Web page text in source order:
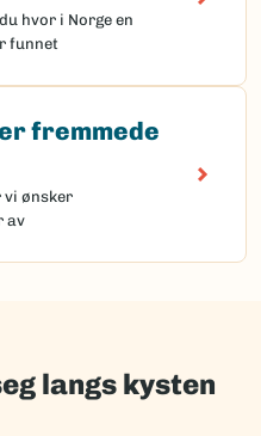
hvor i Norge en
funnet
fremmede
vi ønsker
av
arter
langs kysten